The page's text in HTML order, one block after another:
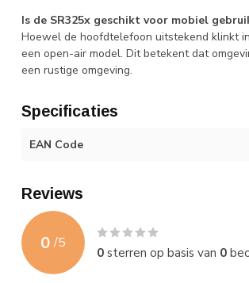
Is de SR325x geschikt voor mobiel
Hoewel de hoofdtelefoon uitstekend klinkt
een open-air model. Dit betekent dat
een rustige omgeving.
Specificaties
EAN Code
Reviews
0 /5
0sterren op basis van 0